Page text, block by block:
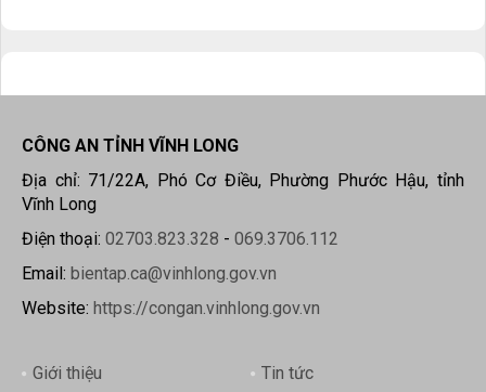
CÔNG AN TỈNH VĨNH LONG
Địa chỉ: 71/22A, Phó Cơ Điều, Phường Phước Hậu, tỉnh
Vĩnh Long
Điện thoại: 02703.823.328 - 069.3706.112
Email: bientap.ca@vinhlong.gov.vn
Website: https://congan.vinhlong.gov.vn
Giới thiệu Tin tức